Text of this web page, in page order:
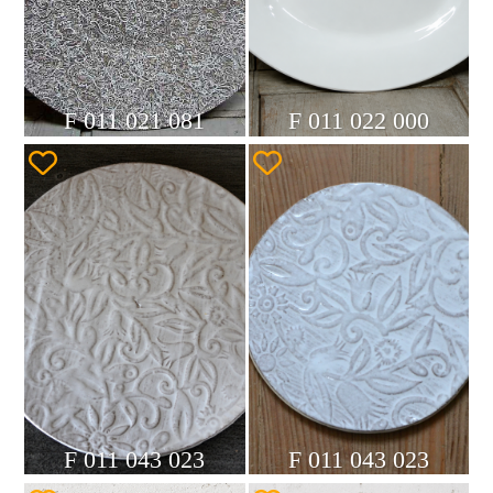
F 011 021 081 F 011 022 000
F 011 043 023 F 011 043 023